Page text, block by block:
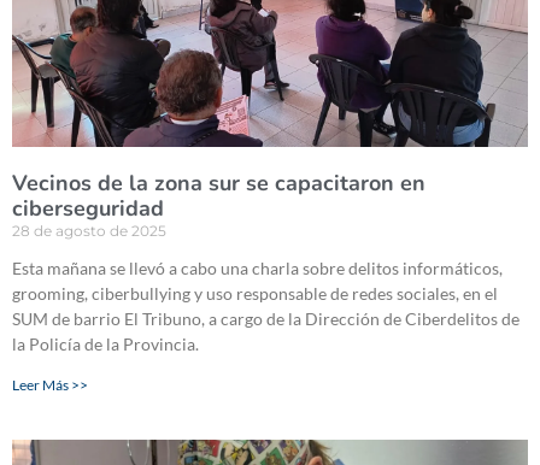
Vecinos de la zona sur se capacitaron en
ciberseguridad
28 de agosto de 2025
Esta mañana se llevó a cabo una charla sobre delitos informáticos,
grooming, ciberbullying y uso responsable de redes sociales, en el
SUM de barrio El Tribuno, a cargo de la Dirección de Ciberdelitos de
la Policía de la Provincia.
Leer Más >>